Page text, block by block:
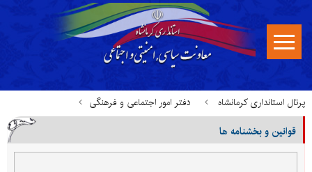
پرتال استانداری کرمانشاه دفتر امور اجتماعی و فرهنگی
قوانین، بخشنامه ها و مستندات
قوانین و بخشنامه ها